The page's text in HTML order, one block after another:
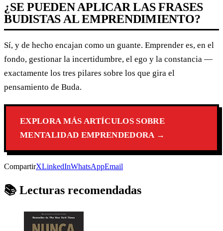
¿SE PUEDEN APLICAR LAS FRASES
BUDISTAS AL EMPRENDIMIENTO?
Sí, y de hecho encajan como un guante. Emprender es, en el
fondo, gestionar la incertidumbre, el ego y la constancia —
exactamente los tres pilares sobre los que gira el
pensamiento de Buda.
EXPLORA MÁS ARTÍCULOS SOBRE
MENTALIDAD EMPRENDEDORA →
CompartirXLinkedInWhatsAppEmail
📚 Lecturas recomendadas